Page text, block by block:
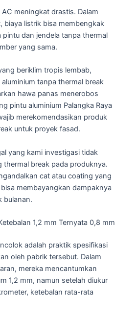
meningkat drastis. Dalam
biaya listrik bisa membengkak
pintu dan jendela tanpa thermal
yang sama.
beriklim tropis lembab,
tanpa thermal break
hawa panas menerobos
pintu aluminium Palangka Raya
merekomendasikan produk
untuk proyek fasad.
yang kami investigasi tidak
thermal break pada produknya.
cat atau coating yang
membayangkan dampaknya
bulanan.
1,2 mm Ternyata 0,8 mm
adalah praktik spesifikasi
oleh pabrik tersebut. Dalam
mereka mencantumkan
1,2 mm, namun setelah diukur
ketebalan rata-rata